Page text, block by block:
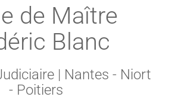
de Maître
Blanc
| Nantes - Niort
- Poitiers